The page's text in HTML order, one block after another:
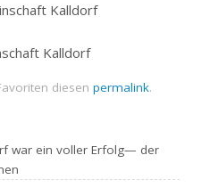
Kalldorf
Kalldorf
diesen permalink.
war ein voller Erfolg— der